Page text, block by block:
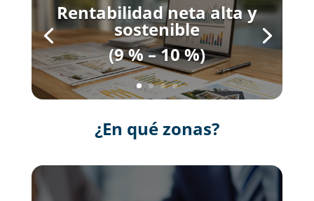
Rentabilidad neta alta y
sostenible
(9 % – 10 %)
¿En qué zonas?